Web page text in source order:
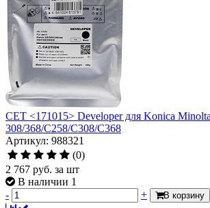
CET <171015> Developer для Konica
308/368/C258/C308/C368
Артикул: 988321
(0)
2 767 руб. за шт
В наличии 1
-
+ В корзину